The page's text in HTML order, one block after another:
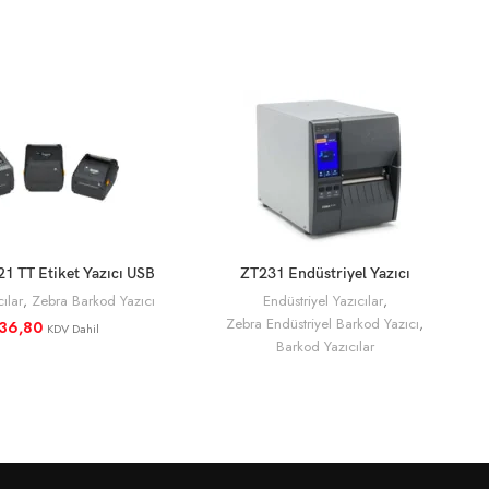
EKLE
TT Etiket Yazıcı USB
Ve Fiyatları
, Zebra Barkod Yazıcı
KDV Dahil
DEVAMINI OKU
ZT231 Endüstriyel Yazıcı
Endüstriyel Yazıcılar,
Zebra Endüstriyel Barkod Yazıcı,
Barkod Yazıcılar